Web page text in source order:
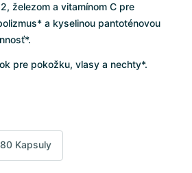
železom a vitamínom C pre
a kyselinou pantoténovou
pre pokožku, vlasy a nechty*.
Kapsuly